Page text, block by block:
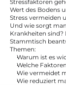
Stressfaktoren
Wert des Bodens
Stress vermeiden
Und wie sorgt
Krankheiten
Stammtisch
Themen:
Warum ist es
Welche
Wie vermeidet
Wie reduziert